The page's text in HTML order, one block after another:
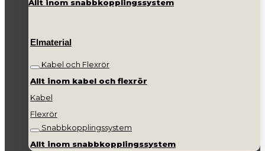
Allt inom snabbkopplingssystem
Elmaterial
Kabel och Flexrör
Allt inom kabel och flexrör
Kabel
Flexrör
Snabbkopplingssystem
Allt inom snabbkopplingssystem